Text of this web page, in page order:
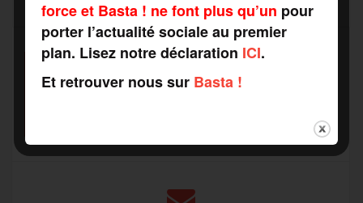
o
o
e
r
g
a
e
SOUTENEZ
force et Basta ! ne font plus qu’un pour
porter l’actualité sociale au premier
plan. Lisez notre déclaration ICI.
Et retrouver nous sur Basta !